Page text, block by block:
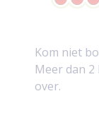
Kom niet
Meer dan
over.